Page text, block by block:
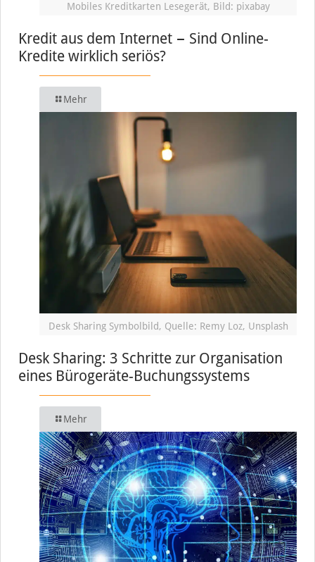
Mobiles Kreditkarten Lesegerät, Bild: pixabay
Kredit aus dem Internet − Sind Online-
Kredite wirklich seriös?
Mehr
Desk Sharing Symbolbild, Quelle: Remy Loz, Unsplash
Desk Sharing: 3 Schritte zur Organisation
eines Bürogeräte-Buchungssystems
Mehr